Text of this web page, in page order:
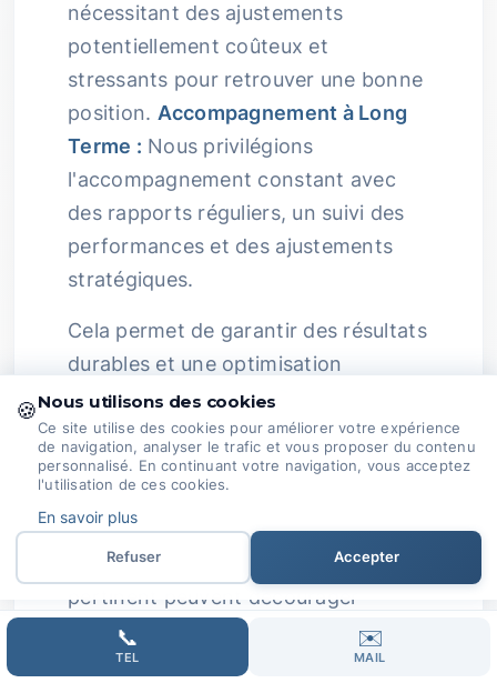
nécessitant des ajustements
potentiellement coûteux et
stressants pour retrouver une bonne
position. Accompagnement à Long
Terme : Nous privilégions
l'accompagnement constant avec
des rapports réguliers, un suivi des
performances et des ajustements
stratégiques.
Cela permet de garantir des résultats
durables et une optimisation
continue. Passion au Service de
Votre Réussite : Complexité du SEO
:Les changements fréquents dans
les algorithmes des moteurs de
recherche, les aspects techniques et
la nécessité de créer du contenu
pertinent peuvent décourager
certaines entreprises.
Expertise
Passionnée :
Chez Domoveillance,
📞
TEL
✉️
MAIL
🍪Nous utilisons des cookies
Ce site utilise des cookies pour améliorer votre expérience
de navigation, analyser le trafic et vous proposer du contenu
personnalisé. En continuant votre navigation, vous acceptez
l'utilisation de ces cookies.
En savoir plus
Refuser Accepter